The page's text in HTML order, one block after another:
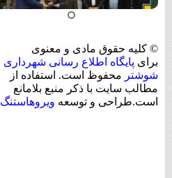
© کلیه حقوق مادی و معنوی
برای پایگاه اطلاع رسانی شهرداری
شوشتر محفوظ است. استفاده از
مطالب سایت با ذکر منبع بلامانع
است.طراحی و توسعه ویروهاستنگ